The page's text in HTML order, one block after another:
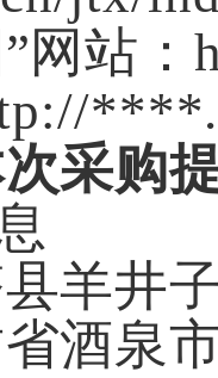
网站
采购
羊井
酒泉